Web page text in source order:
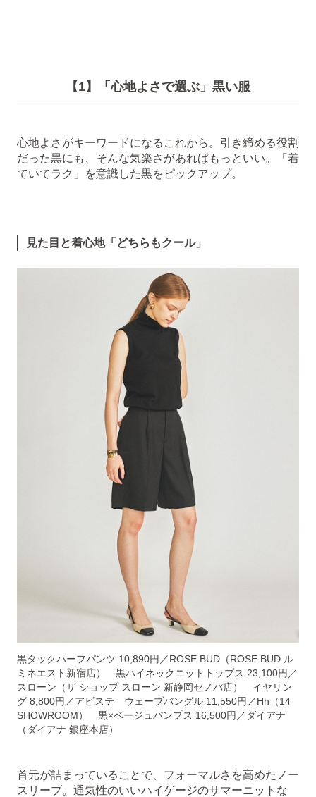
【1】「心地よさで選ぶ」黒い服
心地よさがキーワードになるこれから。引き締める役割
だった黒にも、そんな気楽さがあればもっといい。「着
ていてラク」を意識した黒をピックアップ。
見た目と着心地「どちらもクール」
黒タックハーフパンツ 10,890円／ROSE BUD（ROSE BUD ル
ミネエスト新宿店） 黒ハイネックニットトップス 23,100円／
スローン（ザ ショップ スローン 新静岡セノバ店） イヤリン
グ 8,800円／アビステ ウェーブバングル 11,550円／Hh（14
SHOWROOM） 黒×ベージュパンプス 16,500円／ダイアナ
（ダイアナ 銀座本店）
首元が詰まっていることで、フォーマルさを高めたノー
スリーブ。通気性のいいハイゲージのサマーニットな